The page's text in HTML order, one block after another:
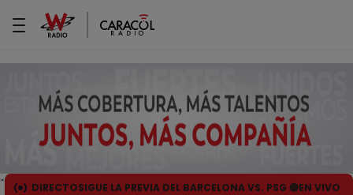
DIRECTOSIGUE LA PREVIA DEL BARCELONA VS. PSG 🔴EN VIVO